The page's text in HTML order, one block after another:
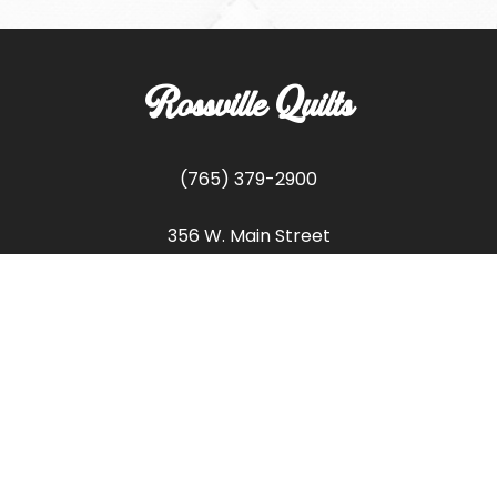
Rossville Quilts
(765) 379-2900
356 W. Main Street
Rossville, Indiana